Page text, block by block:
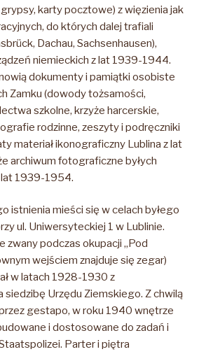
karty pocztowe) z więzienia jak
do których dalej trafiali
Dachau, Sachsenhausen),
niemieckich z lat 1939-1944.
dokumenty i pamiątki osobiste
Zamku (dowody tożsamości,
szkolne, krzyże harcerskie,
rodzinne, zeszyty i podręczniki
materiał ikonograficzny Lublina z lat
archiwum fotograficzne byłych
lat 1939-1954.
istnienia mieści się w celach byłego
ul. Uniwersyteckiej 1 w Lublinie.
zwany podczas okupacji „Pod
wejściem znajduje się zegar)
w latach 1928-1930 z
siedzibę Urzędu Ziemskiego. Z chwilą
gestapo, w roku 1940 wnętrze
i dostosowane do zadań i
Parter i piętra